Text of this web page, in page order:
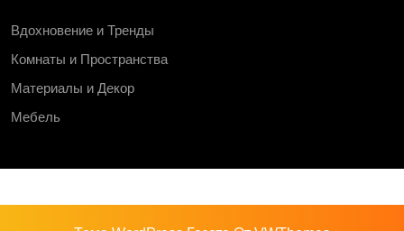
Вдохновение и Тренды
Комнаты и Пространства
Материалы и Декор
Мебель